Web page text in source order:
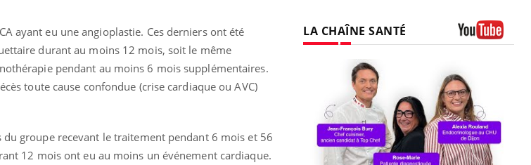
ayant eu une angioplastie. Ces derniers ont été
durant au moins 12 mois, soit le même
pendant au moins 6 mois supplémentaires.
toute cause confondue (crise cardiaque ou AVC)
groupe recevant le traitement pendant 6 mois et 56
12 mois ont eu au moins un événement cardiaque.
LA CHAÎNE SANTÉ